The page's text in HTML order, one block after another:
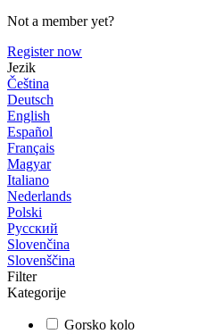
Not a member yet?
Register now
Jezik
Čeština
Deutsch
English
Español
Français
Magyar
Italiano
Nederlands
Polski
Русский
Slovenčina
Slovenščina
Filter
Kategorije
Gorsko kolo